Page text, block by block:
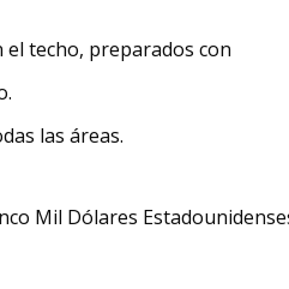
techo, preparados con
las áreas.
Mil Dólares